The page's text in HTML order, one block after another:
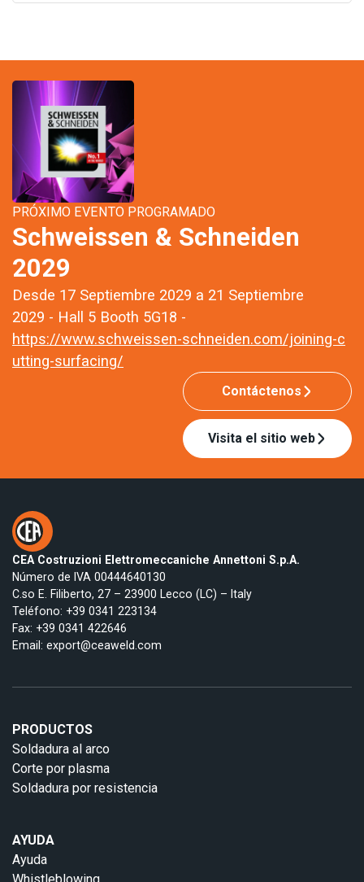
PRÓXIMO EVENTO PROGRAMADO
Schweissen & Schneiden
2029
Desde 17 Septiembre 2029 a 21 Septiembre
2029 - Hall 5 Booth 5G18 -
https://www.schweissen-schneiden.com/joining-c
utting-surfacing/
Contáctenos
Visita el sitio web
CEA Costruzioni Elettromeccaniche Annettoni S.p.A.
Número de IVA 00444640130
C.so E. Filiberto, 27 – 23900 Lecco (LC) – Italy
Teléfono: +39 0341 223134
Fax: +39 0341 422646
Email: export@ceaweld.com
PRODUCTOS
Soldadura al arco
Corte por plasma
Soldadura por resistencia
AYUDA
Ayuda